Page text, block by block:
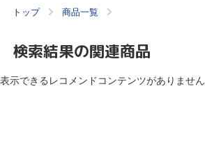
トップ 商品一覧
検索結果の関連商品
表示できるレコメンドコンテンツがありません